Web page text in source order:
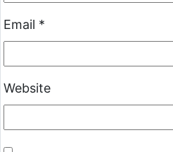
Email *
Website